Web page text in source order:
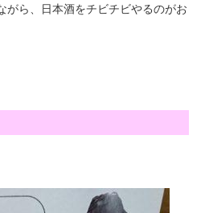
がら、日本酒をチビチビやるのがお